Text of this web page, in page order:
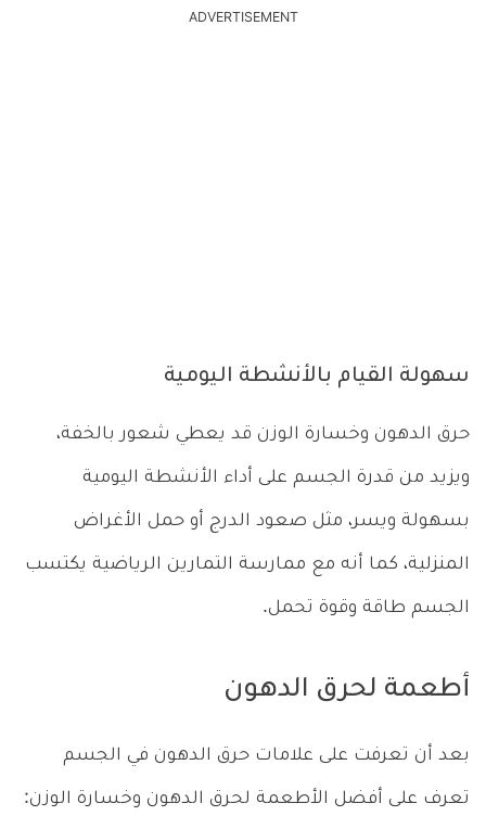
ADVERTISEMENT
سهولة القيام بالأنشطة اليومية
حرق الدهون وخسارة الوزن قد يعطي شعور بالخفة،
ويزيد من قدرة الجسم على أداء الأنشطة اليومية
بسهولة ويسر، مثل صعود الدرج أو حمل الأغراض
المنزلية، كما أنه مع ممارسة التمارين الرياضية يكتسب
الجسم طاقة وقوة تحمل.
أطعمة لحرق الدهون
بعد أن تعرفت على علامات حرق الدهون في الجسم
تعرف على أفضل الأطعمة لحرق الدهون وخسارة الوزن: